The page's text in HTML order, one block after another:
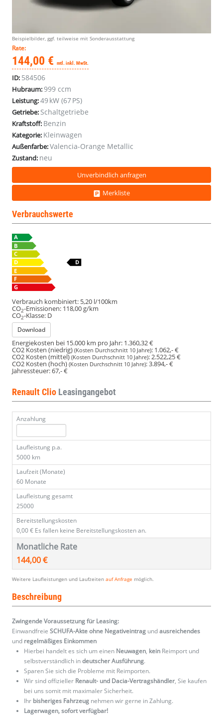
Beispielbilder, ggf. teilweise mit Sonderausstattung
Rate:
144,00 € mtl. inkl. MwSt.
ID: 584506
Hubraum:999 ccm
Leistung:49 kW (67 PS)
Getriebe: Schaltgetriebe
Kraftstoff: Benzin
Kategorie: Kleinwagen
Außenfarbe:Valencia-Orange Metallic
Zustand: neu
Unverbindlich anfragen
Merkliste
Verbrauchswerte
Verbrauch kombiniert: 5,20 l/100km
CO2-Emissionen: 118,00 g/km
CO2-Klasse: D
Download
Energiekosten bei 15.000 km pro Jahr: 1.360,32 €
CO2 Kosten (niedrig) (Kosten Durchschnitt 10 Jahre): 1.062,- €
CO2 Kosten (mittel)(Kosten Durchschnitt 10 Jahre):2.522,25 €
CO2 Kosten (hoch) (Kosten Durchschnitt 10 Jahre):3.894,- €
Jahressteuer:67,- €
Renault Clio Leasingangebot
Anzahlung
Laufleistung p.a.
5000 km
Laufzeit (Monate)
60 Monate
Laufleistung gesamt
25000
Bereitstellungskosten
0,00 € Es fallen keine Bereitstellungskosten an.
Monatliche Rate
144,00 €
Weitere Laufleistungen und Laufzeiten auf Anfrage möglich.
Beschreibung
Zwingende Voraussetzung für Leasing:
Einwandfreie SCHUFA-Akte ohne Negativeintrag undausreichendes
und regelmäßiges Einkommen
Hierbei handelt es sich um einen Neuwagen, kein Reimport und
selbstverständlich indeutscher Ausführung.
Sparen Sie sich die Probleme mit Reimporten.
Wir sind offizieller Renault- und Dacia-Vertragshändler, Sie kaufen
bei uns somit mit maximaler Sicherheit.
Ihr bisheriges Fahrzeug nehmen wir gerne in Zahlung.
Lagerwagen, sofort verfügbar!